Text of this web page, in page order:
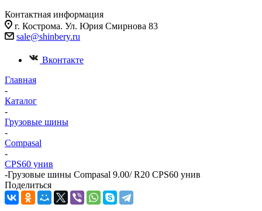
Контактная информация
г. Кострома. Ул. Юрия Смирнова 83
sale@shinbery.ru
Вконтакте
Главная
-
Каталог
-
Грузовые шины
-
Compasal
-
CPS60 унив
-Грузовые шины Compasal 9.00/ R20 CPS60 унив
Поделиться